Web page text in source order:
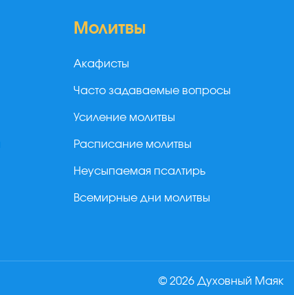
Молитвы
Акафисты
Часто задаваемые вопросы
Усиление молитвы
Расписание молитвы
Неусыпаемая псалтирь
Всемирные дни молитвы
© 2026 Духовный Маяк